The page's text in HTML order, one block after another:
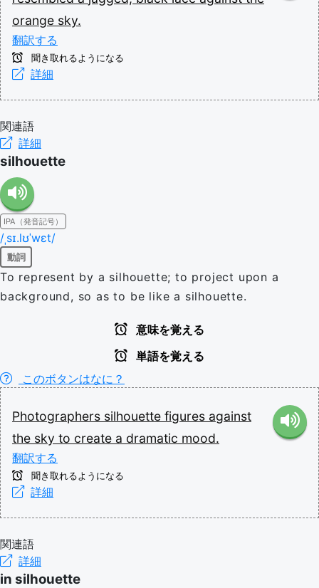
orange sky.
翻訳する
聞き取れるようになる
詳細
関連語
詳細
silhouette
IPA（発音記号）
/ˌsɪ.lʊˈwɛt/
動詞
To represent by a silhouette; to project upon a
background, so as to be like a silhouette.
意味を覚える
単語を覚える
このボタンはなに？
Photographers silhouette figures against
the sky to create a dramatic mood.
翻訳する
聞き取れるようになる
詳細
関連語
詳細
in silhouette